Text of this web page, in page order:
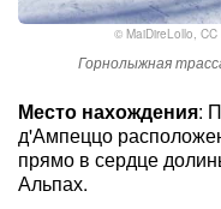
© MaiDireLollo, CC
Горнолыжная
Место нахождения:
д'Ампеццо
прямо в сердце
Альпах.